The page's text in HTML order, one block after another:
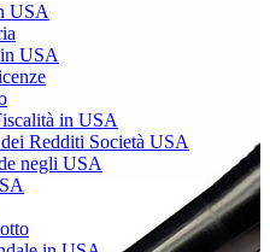
USA
USA
in USA
Redditi Società USA
negli USA